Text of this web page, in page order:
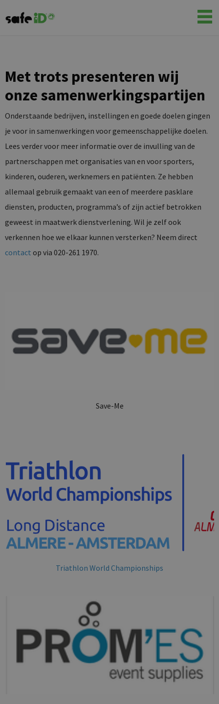
Met trots presenteren wij
onze samenwerkingspartijen
Onderstaande bedrijven, instellingen en goede doelen gingen
je voor in samenwerkingen voor gemeenschappelijke doelen.
Lees verder voor meer informatie over de invulling van de
partnerschappen met organisaties van en voor sporters,
kinderen, ouderen, werknemers en patiënten. Ze hebben
allemaal gebruik gemaakt van een of meerdere pasklare
diensten, producten, programma’s of zijn actief betrokken
geweest in maatwerk dienstverlening. Wil je zelf ook
verkennen hoe we elkaar kunnen versterken? Neem direct
contact op via 020-261 1970.
Save-Me
Triathlon World Championships